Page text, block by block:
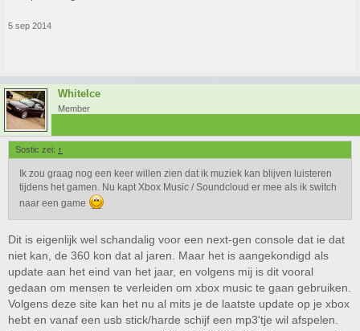
5 sep 2014
WhiteIce
Member
Sostic zei: ↑
Ik zou graag nog een keer willen zien dat ik muziek kan blijven luisteren
tijdens het gamen. Nu kapt Xbox Music / Soundcloud er mee als ik switch
naar een game
Dit is eigenlijk wel schandalig voor een next-gen console dat ie dat
niet kan, de 360 kon dat al jaren. Maar het is aangekondigd als
update aan het eind van het jaar, en volgens mij is dit vooral
gedaan om mensen te verleiden om xbox music te gaan gebruiken.
Volgens deze site kan het nu al mits je de laatste update op je xbox
hebt en vanaf een usb stick/harde schijf een mp3'tje wil afspelen.